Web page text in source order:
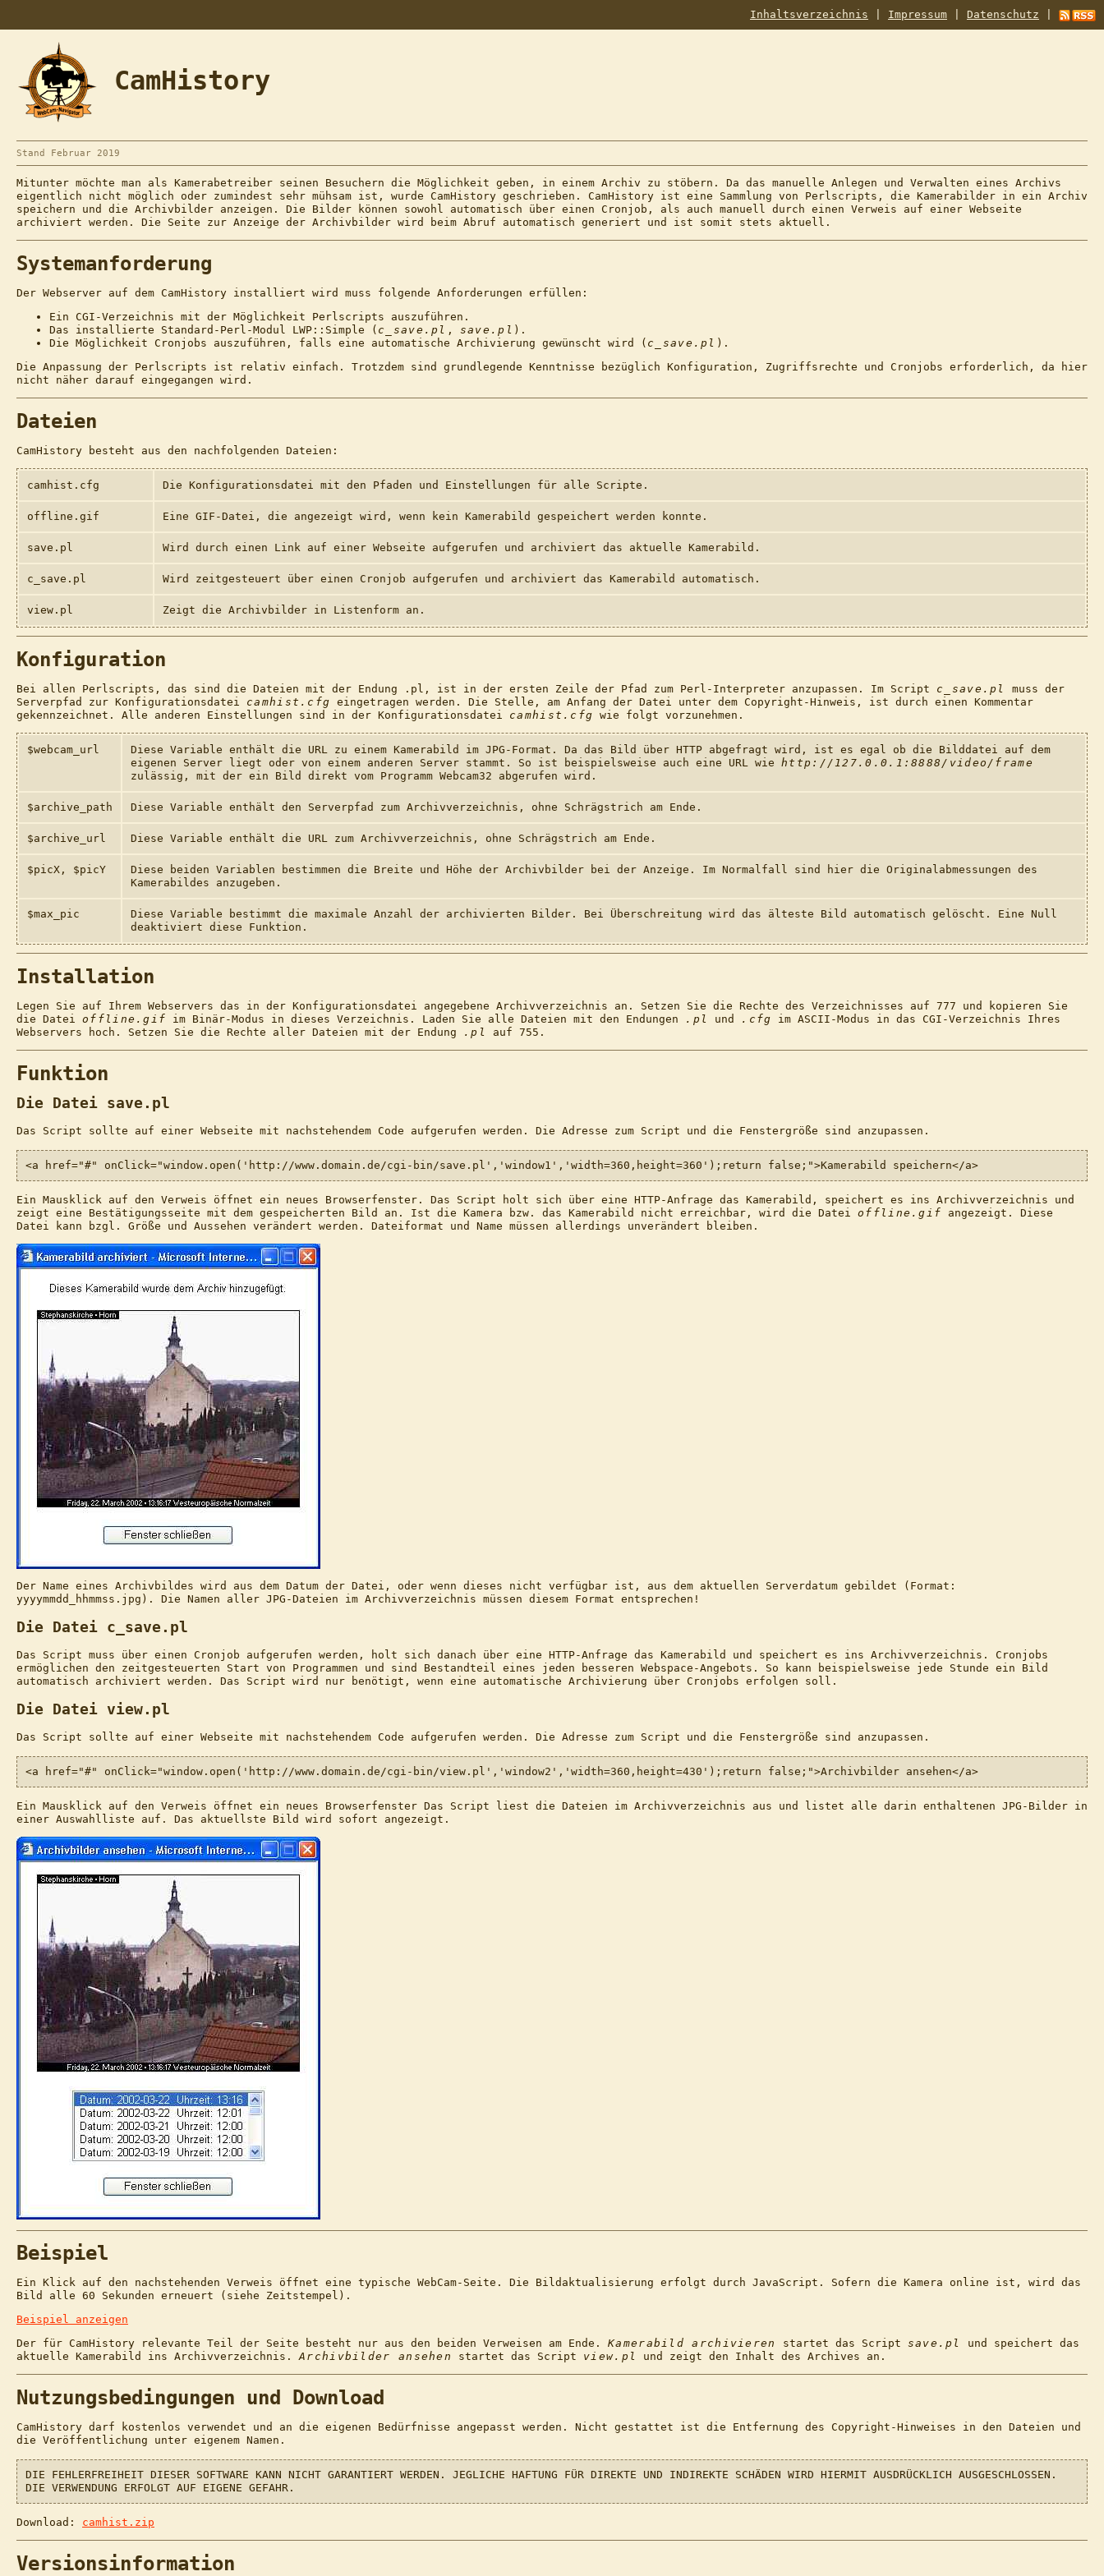
Inhaltsverzeichnis Impressum Datenschutz
CamHistory
Stand Februar 2019
Mitunter möchte man als Kamerabetreiber seinen Besuchern die Möglichkeit geben, in einem Archiv zu stöbern. Da das manuelle Anlegen und Verwalten eines Archivs
eigentlich nicht möglich oder zumindest sehr mühsam ist, wurde CamHistory geschrieben. CamHistory ist eine Sammlung von Perlscripts, die Kamerabilder in ein Archiv
speichern und die Archivbilder anzeigen. Die Bilder können sowohl automatisch über einen Cronjob, als auch manuell durch einen Verweis auf einer Webseite
archiviert werden. Die Seite zur Anzeige der Archivbilder wird beim Abruf automatisch generiert und ist somit stets aktuell.
Systemanforderung
Der Webserver auf dem CamHistory installiert wird muss folgende Anforderungen erfüllen:
Ein CGI-Verzeichnis mit der Möglichkeit Perlscripts auszuführen.
Das installierte Standard-Perl-Modul LWP::Simple ( c_save.pl , save.pl ).
Die Möglichkeit Cronjobs auszuführen, falls eine automatische Archivierung gewünscht wird ( c_save.pl ).
Die Anpassung der Perlscripts ist relativ einfach. Trotzdem sind grundlegende Kenntnisse bezüglich Konfiguration, Zugriffsrechte und Cronjobs erforderlich, da hier
nicht näher darauf eingegangen wird.
Dateien
CamHistory besteht aus den nachfolgenden Dateien:
camhist.cfg Die Konfigurationsdatei mit den Pfaden und Einstellungen für alle Scripte.
offline.gif Eine GIF-Datei, die angezeigt wird, wenn kein Kamerabild gespeichert werden konnte.
save.pl Wird durch einen Link auf einer Webseite aufgerufen und archiviert das aktuelle Kamerabild.
c_save.pl Wird zeitgesteuert über einen Cronjob aufgerufen und archiviert das Kamerabild automatisch.
view.pl Zeigt die Archivbilder in Listenform an.
Konfiguration
Bei allen Perlscripts, das sind die Dateien mit der Endung .pl, ist in der ersten Zeile der Pfad zum Perl-Interpreter anzupassen. Im Script c_save.pl
muss der
Serverpfad zur Konfigurationsdatei camhist.cfg eingetragen werden. Die Stelle, am Anfang der Datei unter dem Copyright-Hinweis, ist durch einen Kommentar
gekennzeichnet. Alle anderen Einstellungen sind in der Konfigurationsdatei camhist.cfg wie folgt vorzunehmen.
$webcam_url
Diese Variable enthält die URL zu einem Kamerabild im JPG-Format. Da das Bild über HTTP abgefragt wird, ist es egal ob die Bilddatei auf dem
eigenen Server liegt oder von einem anderen Server stammt. So ist beispielsweise auch eine URL wie http://127.0.0.1:8888/video/frame
zulässig, mit der ein Bild direkt vom Programm Webcam32 abgerufen wird.
$archive_path Diese Variable enthält den Serverpfad zum Archivverzeichnis, ohne Schrägstrich am Ende.
$archive_url Diese Variable enthält die URL zum Archivverzeichnis, ohne Schrägstrich am Ende.
$picX, $picY
Diese beiden Variablen bestimmen die Breite und Höhe der Archivbilder bei der Anzeige. Im Normalfall sind hier die Originalabmessungen des
Kamerabildes anzugeben.
$max_pic
Diese Variable bestimmt die maximale Anzahl der archivierten Bilder. Bei Überschreitung wird das älteste Bild automatisch gelöscht. Eine Null
deaktiviert diese Funktion.
Installation
Legen Sie auf Ihrem Webservers das in der Konfigurationsdatei angegebene Archivverzeichnis an. Setzen Sie die Rechte des Verzeichnisses auf 777 und kopieren Sie
die Datei offline.gif im Binär-Modus in dieses Verzeichnis. Laden Sie alle Dateien mit den Endungen .pl und .cfg im ASCII-Modus in das CGI-Verzeichnis Ihres
Webservers hoch. Setzen Sie die Rechte aller Dateien mit der Endung
.pl auf 755.
Funktion
Die Datei save.pl
Das Script sollte auf einer Webseite mit nachstehendem Code aufgerufen werden. Die Adresse zum Script und die Fenstergröße sind anzupassen.
<a href="#" onClick="window.open('http://www.domain.de/cgi-bin/save.pl','window1','width=360,height=360');return false;">Kamerabild speichern</a>
Ein Mausklick auf den Verweis öffnet ein neues Browserfenster. Das Script holt sich über eine HTTP-Anfrage das Kamerabild, speichert es ins Archivverzeichnis und
zeigt eine Bestätigungsseite mit dem gespeicherten Bild an. Ist die Kamera bzw. das Kamerabild nicht erreichbar, wird die Datei offline.gif angezeigt. Diese
Datei kann bzgl. Größe und Aussehen verändert werden. Dateiformat und Name müssen allerdings unverändert bleiben.
Der Name eines Archivbildes wird aus dem Datum der Datei, oder wenn dieses nicht verfügbar ist, aus dem aktuellen Serverdatum gebildet (Format:
yyyymmdd_hhmmss.jpg). Die Namen aller JPG-Dateien im Archivverzeichnis müssen diesem Format entsprechen!
Die Datei c_save.pl
Das Script muss über einen Cronjob aufgerufen werden, holt sich danach über eine HTTP-Anfrage das Kamerabild und speichert es ins Archivverzeichnis. Cronjobs
ermöglichen den zeitgesteuerten Start von Programmen und sind Bestandteil eines jeden besseren Webspace-Angebots. So kann beispielsweise jede Stunde ein Bild
automatisch archiviert werden. Das Script wird nur benötigt, wenn eine automatische Archivierung über Cronjobs erfolgen soll.
Die Datei view.pl
Das Script sollte auf einer Webseite mit nachstehendem Code aufgerufen werden. Die Adresse zum Script und die Fenstergröße sind anzupassen.
<a href="#" onClick="window.open('http://www.domain.de/cgi-bin/view.pl','window2','width=360,height=430');return false;">Archivbilder ansehen</a>
Ein Mausklick auf den Verweis öffnet ein neues Browserfenster Das Script liest die Dateien im Archivverzeichnis aus und listet alle darin enthaltenen JPG-Bilder in
einer Auswahlliste auf. Das aktuellste Bild wird sofort angezeigt.
Beispiel
Ein Klick auf den nachstehenden Verweis öffnet eine typische WebCam-Seite. Die Bildaktualisierung erfolgt durch JavaScript. Sofern die Kamera online ist, wird das
Bild alle 60 Sekunden erneuert (siehe Zeitstempel).
Beispiel anzeigen
Der für CamHistory relevante Teil der Seite besteht nur aus den beiden Verweisen am Ende. Kamerabild archivieren startet das Script save.pl
und speichert das
aktuelle Kamerabild ins Archivverzeichnis.Archivbilder ansehen startet das Script view.pl und zeigt den Inhalt des Archives an.
Nutzungsbedingungen und Download
CamHistory darf kostenlos verwendet und an die eigenen Bedürfnisse angepasst werden. Nicht gestattet ist die Entfernung des Copyright-Hinweises in den Dateien und
die Veröffentlichung unter eigenem Namen.
DIE FEHLERFREIHEIT DIESER SOFTWARE KANN NICHT GARANTIERT WERDEN. JEGLICHE HAFTUNG FÜR DIREKTE UND INDIREKTE SCHÄDEN WIRD HIERMIT AUSDRÜCKLICH AUSGESCHLOSSEN.
DIE VERWENDUNG ERFOLGT AUF EIGENE GEFAHR.
Download: camhist.zip
Versionsinformation